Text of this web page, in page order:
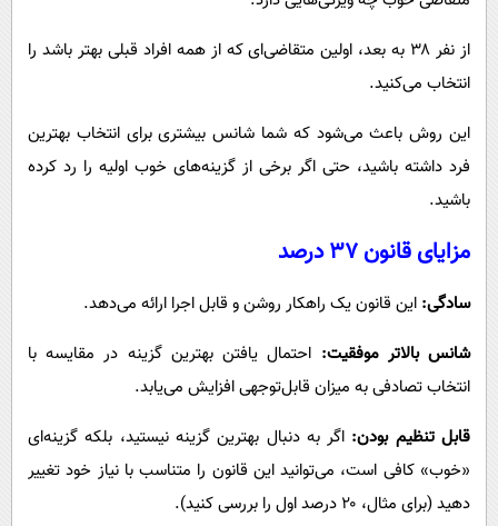
از نفر ۳۸ به بعد، اولین متقاضی‌ای که از همه افراد قبلی بهتر باشد را
انتخاب می‌کنید.
این روش باعث می‌شود که شما شانس بیشتری برای انتخاب بهترین
فرد داشته باشید، حتی اگر برخی از گزینه‌های خوب اولیه را رد کرده
باشید.
مزایای قانون ۳۷ درصد
سادگی: این قانون یک راهکار روشن و قابل اجرا ارائه می‌دهد.
شانس بالاتر موفقیت: احتمال یافتن بهترین گزینه در مقایسه با
انتخاب تصادفی به میزان قابل‌توجهی افزایش می‌یابد.
قابل تنظیم بودن: اگر به دنبال بهترین گزینه نیستید، بلکه گزینه‌ای
«خوب» کافی است، می‌توانید این قانون را متناسب با نیاز خود تغییر
دهید (برای مثال، ۲۰ درصد اول را بررسی کنید).